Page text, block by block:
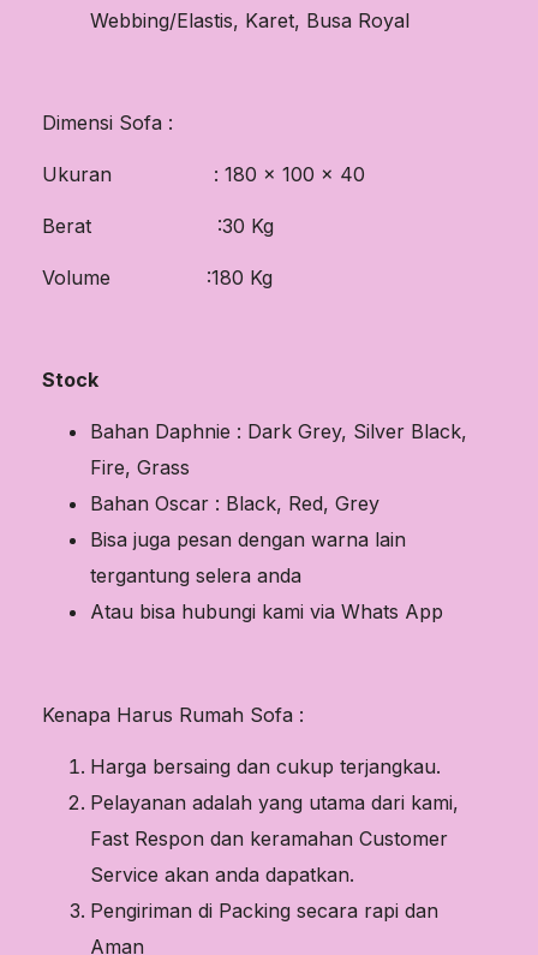
Webbing/Elastis, Karet, Busa Royal
Dimensi Sofa :
Ukuran : 180 x 100 x 40
Berat :30 Kg
Volume :180 Kg
Stock
Bahan Daphnie : Dark Grey, Silver Black,
Fire, Grass
Bahan Oscar : Black, Red, Grey
Bisa juga pesan dengan warna lain
tergantung selera anda
Atau bisa hubungi kami via Whats App
Kenapa Harus Rumah Sofa :
Harga bersaing dan cukup terjangkau.
Pelayanan adalah yang utama dari kami,
Fast Respon dan keramahan Customer
Service akan anda dapatkan.
Pengiriman di Packing secara rapi dan
Aman